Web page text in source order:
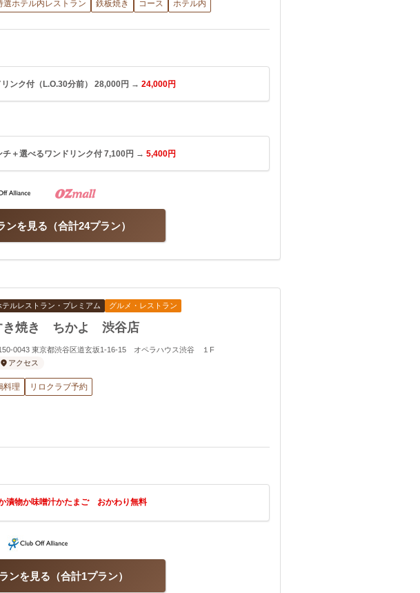
選ホテル内レストラン 鉄板焼き コース ホテル内
ンク付（L.O.30分前） 28,000円 → 24,000円
＋選べるワンドリンク付 7,100円 → 5,400円
合計24プラン
ンを見る
テルレストラン・プレミアム グルメ・レストラン
き焼き ちかよ 渋谷店
0043 東京都渋谷区道玄坂1-16-15 オペラハウス渋谷 １F
アクセス
料理 リロクラブ予約
漬物か味噌汁かたまご おかわり無料
合計1プラン
ンを見る